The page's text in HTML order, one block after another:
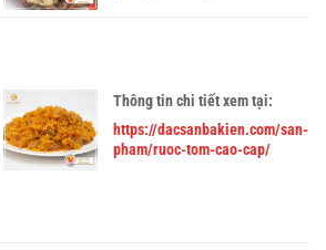
Thông tin chi tiết xem tại:
https://dacsanbakien.com/san-
pham/ruoc-tom-cao-cap/